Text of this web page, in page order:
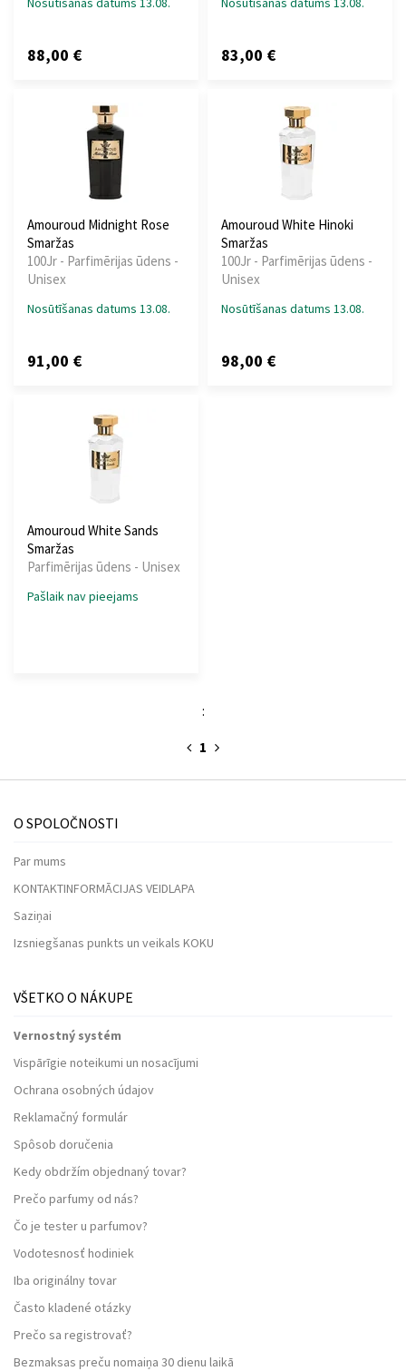
88,00 € 83,00 €
Amouroud Midnight Rose
Smaržas
100Jr - Parfimērijas ūdens -
Unisex
Nosūtīšanas datums 13.08.
91,00 €
Amouroud White Hinoki
Smaržas
100Jr - Parfimērijas ūdens -
Unisex
Nosūtīšanas datums 13.08.
98,00 €
Amouroud White Sands
Smaržas
Parfimērijas ūdens - Unisex
Pašlaik nav pieejams
:
1
O SPOLOČNOSTI
Par mums
KONTAKTINFORMĀCIJAS VEIDLAPA
Saziņai
Izsniegšanas punkts un veikals KOKU
VŠETKO O NÁKUPE
Vernostný systém
Vispārīgie noteikumi un nosacījumi
Ochrana osobných údajov
Reklamačný formulár
Spôsob doručenia
Kedy obdržím objednaný tovar?
Prečo parfumy od nás?
Čo je tester u parfumov?
Vodotesnosť hodiniek
Iba originálny tovar
Často kladené otázky
Prečo sa registrovať?
Bezmaksas preču nomaiņa 30 dienu laikā